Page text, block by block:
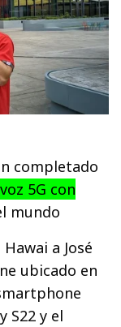
completado
5G con
mundo
a José
ubicado en
S22 y el